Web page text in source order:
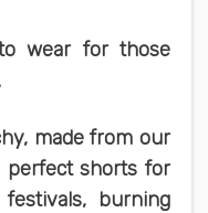
wear for those
made from our
perfect shorts for
burning